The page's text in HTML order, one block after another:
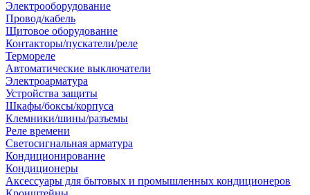
Электрооборудование
Провод/кабель
Щитовое оборудование
Контакторы/пускатели/реле
Термореле
Автоматические выключатели
Электроарматура
Устройства защиты
Шкафы/боксы/корпуса
Клемники/шины/разъемы
Реле времени
Светосигнальная арматура
Кондиционирование
Кондиционеры
Аксессуары для бытовых и промышленных кондиционеров